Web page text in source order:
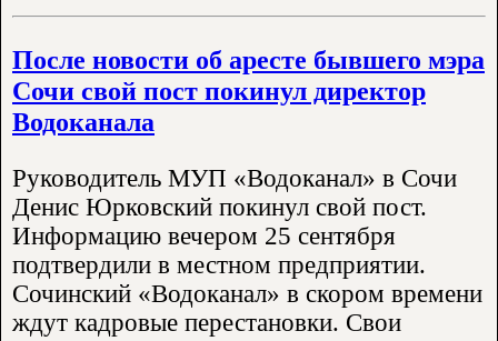
После новости об аресте бывшего мэра
Сочи свой пост покинул директор
Водоканала
Руководитель МУП «Водоканал» в Сочи
Денис Юрковский покинул свой пост.
Информацию вечером 25 сентября
подтвердили в местном предприятии.
Сочинский «Водоканал» в скором времени
ждут кадровые перестановки. Свои